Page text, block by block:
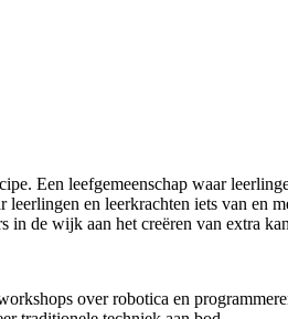
Een leefgemeenschap waar
en leerkrachten iets van en
in de wijk aan het creëren van extra
over robotica en